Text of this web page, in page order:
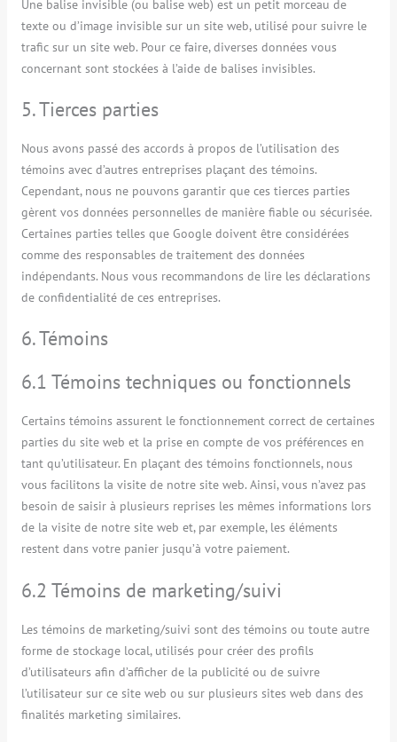
Une balise invisible (ou balise web) est un petit morceau de
texte ou d’image invisible sur un site web, utilisé pour suivre le
trafic sur un site web. Pour ce faire, diverses données vous
concernant sont stockées à l’aide de balises invisibles.
5. Tierces parties
Nous avons passé des accords à propos de l’utilisation des
témoins avec d’autres entreprises plaçant des témoins.
Cependant, nous ne pouvons garantir que ces tierces parties
gèrent vos données personnelles de manière fiable ou sécurisée.
Certaines parties telles que Google doivent être considérées
comme des responsables de traitement des données
indépendants. Nous vous recommandons de lire les déclarations
de confidentialité de ces entreprises.
6. Témoins
6.1 Témoins techniques ou fonctionnels
Certains témoins assurent le fonctionnement correct de certaines
parties du site web et la prise en compte de vos préférences en
tant qu’utilisateur. En plaçant des témoins fonctionnels, nous
vous facilitons la visite de notre site web. Ainsi, vous n’avez pas
besoin de saisir à plusieurs reprises les mêmes informations lors
de la visite de notre site web et, par exemple, les éléments
restent dans votre panier jusqu’à votre paiement.
6.2 Témoins de marketing/suivi
Les témoins de marketing/suivi sont des témoins ou toute autre
forme de stockage local, utilisés pour créer des profils
d’utilisateurs afin d’afficher de la publicité ou de suivre
l’utilisateur sur ce site web ou sur plusieurs sites web dans des
finalités marketing similaires.